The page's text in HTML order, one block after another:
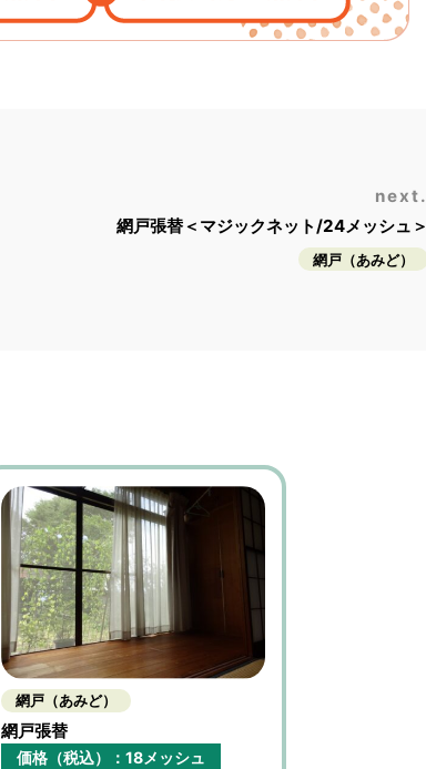
next.
網戸張替＜マジックネット/24メッシュ＞
網戸（あみど）
網戸（あみど）
網戸張替
価格（税込）：18メッシュ